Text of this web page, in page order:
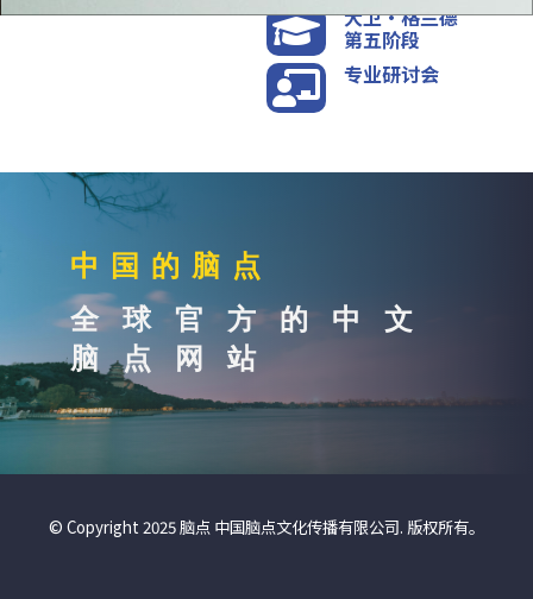
 大卫·格兰德
第五阶段
 专业研讨会
中国的脑点
全球官方的中文
脑点网站
© Copyright 2025 脑点 中国脑点文化传播有限公司. 版权所有。